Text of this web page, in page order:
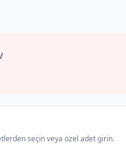
seçin veya özel adet girin.